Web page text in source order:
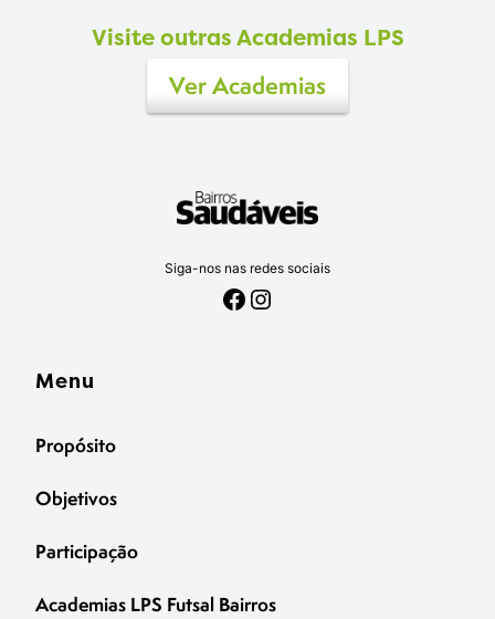
Visite outras Academias LPS
Ver Academias
Siga-nos nas redes sociais
Menu
Propósito
Objetivos
Participação
Academias LPS Futsal Bairros